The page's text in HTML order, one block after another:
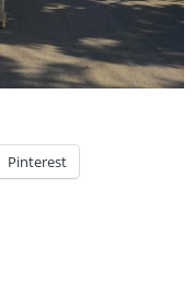
Pinterest